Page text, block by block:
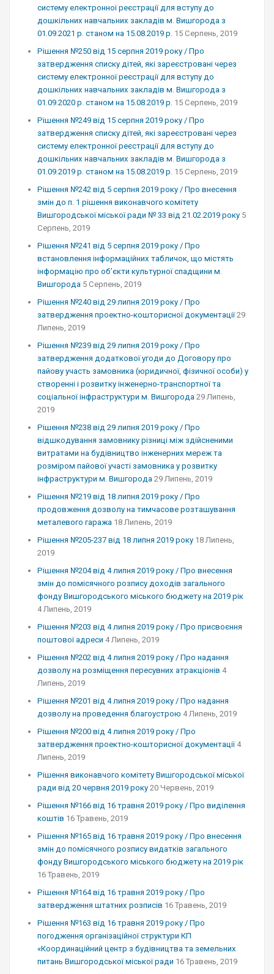
систему електронної реєстрації для вступу до
дошкільних навчальних закладів м. Вишгорода з
01.09.2021 р. станом на 15.08.2019 р. 15 Серпень, 2019
Рішення №250 від 15 серпня 2019 року / Про
затвердження списку дітей, які зареєстровані через
систему електронної реєстрації для вступу до
дошкільних навчальних закладів м. Вишгорода з
01.09.2020 р. станом на 15.08.2019 р. 15 Серпень, 2019
Рішення №249 від 15 серпня 2019 року / Про
затвердження списку дітей, які зареєстровані через
систему електронної реєстрації для вступу до
дошкільних навчальних закладів м. Вишгорода з
01.09.2019 р. станом на 15.08.2019 р. 15 Серпень, 2019
Рішення №242 від 5 серпня 2019 року / Про внесення
змін до п. 1 рішення виконавчого комітету
Вишгородської міської ради № 33 від 21.02.2019 року 5
Серпень, 2019
Рішення №241 від 5 серпня 2019 року / Про
встановлення інформаційних табличок, що містять
інформацію про об’єкти культурної спадщини м.
Вишгорода 5 Серпень, 2019
Рішення №240 від 29 липня 2019 року / Про
затвердження проектно-кошторисної документації 29
Липень, 2019
Рішення №239 від 29 липня 2019 року / Про
затвердження додаткової угоди до Договору про
пайову участь замовника (юридичної, фізичної особи) у
створенні і розвитку інженерно-транспортної та
соціальної інфраструктури м. Вишгорода 29 Липень,
2019
Рішення №238 від 29 липня 2019 року / Про
відшкодування замовнику різниці між здійсненими
витратами на будівництво інженерних мереж та
розміром пайової участі замовника у розвитку
інфраструктури м. Вишгорода 29 Липень, 2019
Рішення №219 від 18 липня 2019 року / Про
продовження дозволу на тимчасове розташування
металевого гаража 18 Липень, 2019
Рішення №205-237 від 18 липня 2019 року 18 Липень,
2019
Рішення №204 від 4 липня 2019 року / Про внесення
змін до помісячного розпису доходів загального
фонду Вишгородського міського бюджету на 2019 рік
4 Липень, 2019
Рішення №203 від 4 липня 2019 року / Про присвоєння
поштової адреси 4 Липень, 2019
Рішення №202 від 4 липня 2019 року / Про надання
дозволу на розміщення пересувних атракціонів 4
Липень, 2019
Рішення №201 від 4 липня 2019 року / Про надання
дозволу на проведення благоустрою 4 Липень, 2019
Рішення №200 від 4 липня 2019 року / Про
затвердження проектно-кошторисної документації 4
Липень, 2019
Рішення виконавчого комітету Вишгородської міської
ради від 20 червня 2019 року 20 Червень, 2019
Рішення №166 від 16 травня 2019 року / Про виділення
коштів 16 Травень, 2019
Рішення №165 від 16 травня 2019 року / Про внесення
змін до помісячного розпису видатків загального
фонду Вишгородського міського бюджету на 2019 рік
16 Травень, 2019
Рішення №164 від 16 травня 2019 року / Про
затвердження штатних розписів 16 Травень, 2019
Рішення №163 від 16 травня 2019 року / Про
погодження організаційної структури КП
«Координаційний центр з будівництва та земельних
питань Вишгородської міської ради 16 Травень, 2019